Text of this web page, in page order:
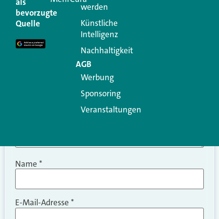
Ihre E-Mail-Adresse wird nicht veröffentlicht.
Erforderliche Felder sind mit
Kommentar
Name *
E-Mail-Adresse *
bevorzugte
Quelle
werden
Künstliche
Intelligenz
Nachhaltigkeit
AGB
Werbung
Sponsoring
Veranstaltungen